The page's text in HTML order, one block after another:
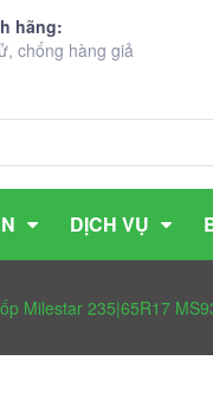
hãng:
chống hàng giả
DỊCH VỤ
Milestar 235|65R17